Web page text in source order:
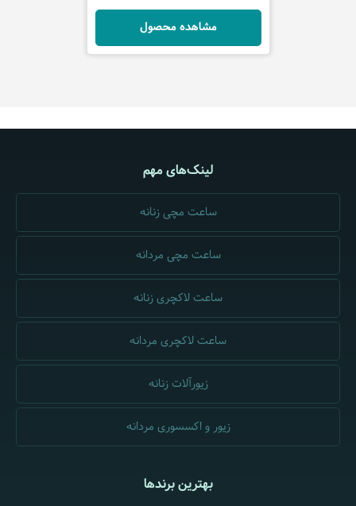
مشاهده محصول
لینک‌های مهم
ساعت مچی زنانه
ساعت مچی مردانه
ساعت لاکچری زنانه
ساعت لاکچری مردانه
زیورآلات زنانه
زیور و اکسسوری مردانه
بهترین برندها